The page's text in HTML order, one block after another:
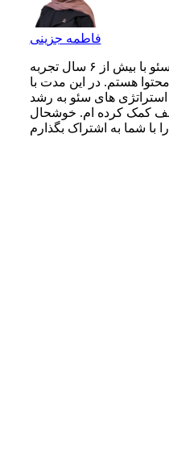
فاطمه جزینی
من فاطمه جزینی، کارشناس سئو با بیش از ۶ سال تجربه
هستم. در این مدت با
استراتژی‌ های سئو به رشد
کمک کرده‌ ام. خوشحال